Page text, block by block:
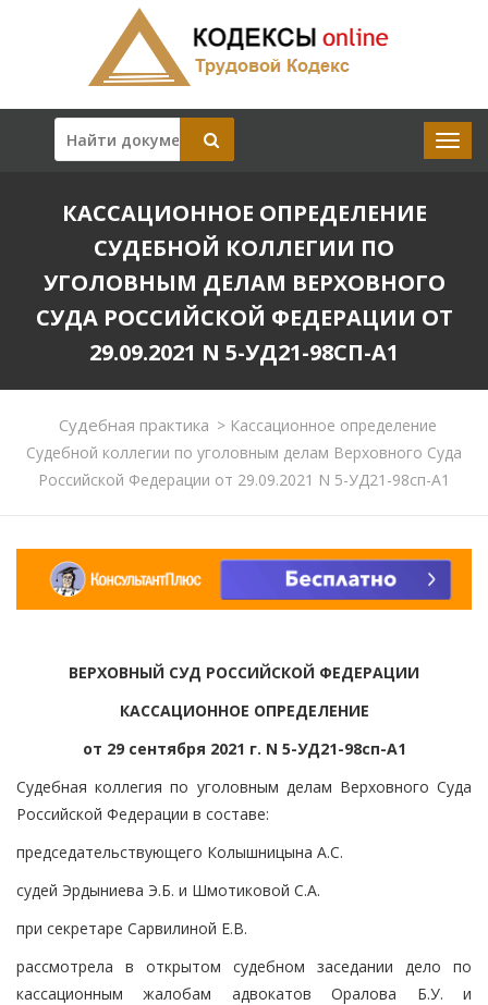
КАССАЦИОННОЕ ОПРЕДЕЛЕНИЕ
СУДЕБНОЙ КОЛЛЕГИИ ПО
УГОЛОВНЫМ ДЕЛАМ ВЕРХОВНОГО
СУДА РОССИЙСКОЙ ФЕДЕРАЦИИ ОТ
29.09.2021 N 5-УД21-98СП-А1
Судебная практика > Кассационное определение
Судебной коллегии по уголовным делам Верховного Суда
Российской Федерации от 29.09.2021 N 5-УД21-98сп-А1
ВЕРХОВНЫЙ СУД РОССИЙСКОЙ ФЕДЕРАЦИИ
КАССАЦИОННОЕ ОПРЕДЕЛЕНИЕ
от 29 сентября 2021 г. N 5-УД21-98сп-А1
Судебная коллегия по уголовным делам Верховного Суда
Российской Федерации в составе:
председательствующего Колышницына А.С.
судей Эрдыниева Э.Б. и Шмотиковой С.А.
при секретаре Сарвилиной Е.В.
рассмотрела в открытом судебном заседании дело по
кассационным жалобам адвокатов Оралова Б.У. и